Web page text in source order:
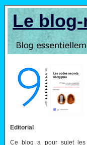
Le
Editorial
Ce blog a pour sujet les